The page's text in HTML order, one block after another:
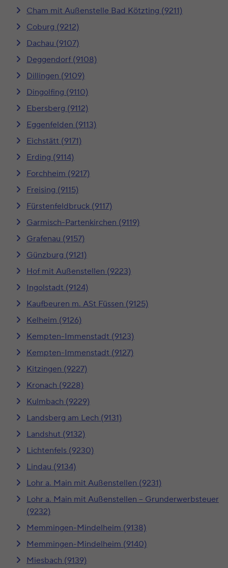
Cham mit Außenstelle Bad Kötzting (9211)
Coburg (9212)
Dachau (9107)
Deggendorf (9108)
Dillingen (9109)
Dingolfing (9110)
Ebersberg (9112)
Eggenfelden (9113)
Eichstätt (9171)
Erding (9114)
Forchheim (9217)
Freising (9115)
Fürstenfeldbruck (9117)
Garmisch-Partenkirchen (9119)
Grafenau (9157)
Günzburg (9121)
Hof mit Außenstellen (9223)
Ingolstadt (9124)
Kaufbeuren m. ASt Füssen (9125)
Kelheim (9126)
Kempten-Immenstadt (9123)
Kempten-Immenstadt (9127)
Kitzingen (9227)
Kronach (9228)
Kulmbach (9229)
Landsberg am Lech (9131)
Landshut (9132)
Lichtenfels (9230)
Lindau (9134)
Lohr a. Main mit Außenstellen (9231)
Lohr a. Main mit Außenstellen – Grunderwerbsteuer
(9232)
Memmingen-Mindelheim (9138)
Memmingen-Mindelheim (9140)
Miesbach (9139)